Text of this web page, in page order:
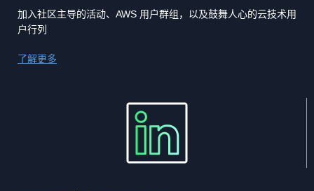
加入社区主导的活动、AWS 用户群组，以及鼓舞人心的云技术用
户行列
了解更多